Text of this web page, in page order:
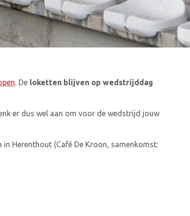
. De loketten blijven op wedstrijddag
er dus wel aan om voor de wedstrijd jouw
in Herenthout (Café De Kroon, samenkomst: